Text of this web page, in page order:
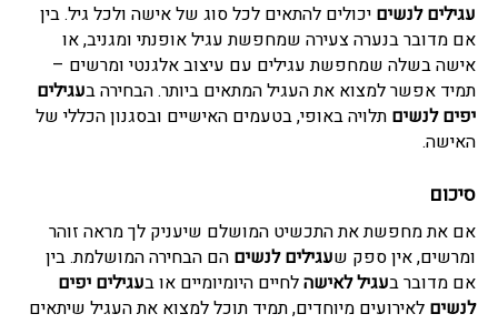
עגילים לנשים יכולים להתאים לכל סוג של אישה ולכל גיל. בין
אם מדובר בנערה צעירה שמחפשת עגיל אופנתי ומגניב, או
אישה בשלה שמחפשת עגילים עם עיצוב אלגנטי ומרשים –
תמיד אפשר למצוא את העגיל המתאים ביותר. הבחירה בעגילים
יפים לנשים תלויה באופי, בטעמים האישיים ובסגנון הכללי של
האישה.
סיכום
אם את מחפשת את התכשיט המושלם שיעניק לך מראה זוהר
ומרשים, אין ספק שעגילים לנשים הם הבחירה המושלמת. בין
אם מדובר בעגיל לאישהלחיים היומיומיים או בעגילים יפים
לנשים לאירועים מיוחדים, תמיד תוכל למצוא את העגיל שיתאים